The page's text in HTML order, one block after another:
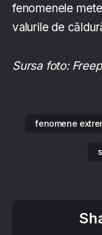
fenomenele
valurile de
Sursa foto:
fenomene